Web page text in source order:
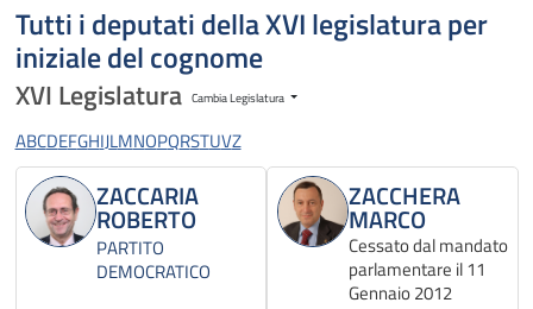
Tutti i deputati della XVI legislatura per
iniziale del cognome
XVI Legislatura Cambia Legislatura
ABCDEFGHIJLMNOPQRSTUVZ
ZACCARIA
ROBERTO
PARTITO
DEMOCRATICO
ZACCHERA
MARCO
Cessato dal mandato
parlamentare il 11
Gennaio 2012